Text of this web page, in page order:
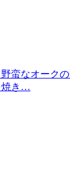
蛮なオーク
焼き…